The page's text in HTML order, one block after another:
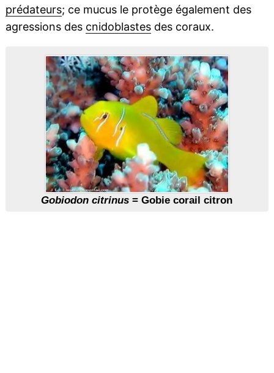
prédateurs; ce mucus le protège également des
agressions des cnidoblastesdes coraux.
Gobiodon citrinus = Gobie corail citron